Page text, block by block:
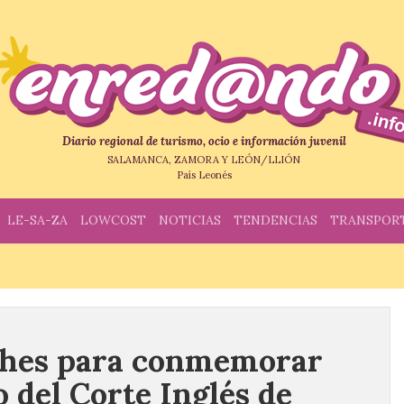
Diario regional de turismo, ocio e información juvenil
SALAMANCA, ZAMORA Y LEÓN/LLIÓN
País Leonés
LE-SA-ZA LOWCOST NOTICIAS TENDENCIAS
para conmemorar
del Corte Inglés de